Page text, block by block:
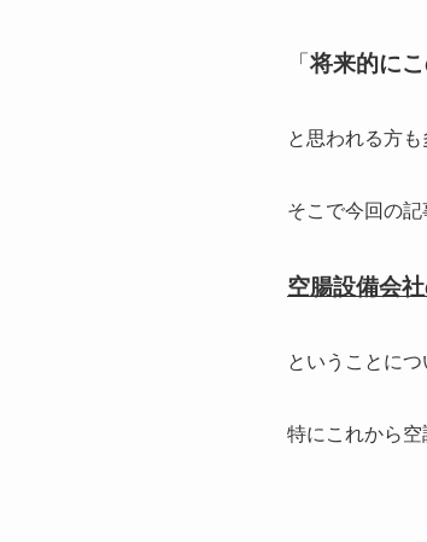
「将来的に
と思われる方も
そこで今回の記
空腸設備会
ということに
特にこれから